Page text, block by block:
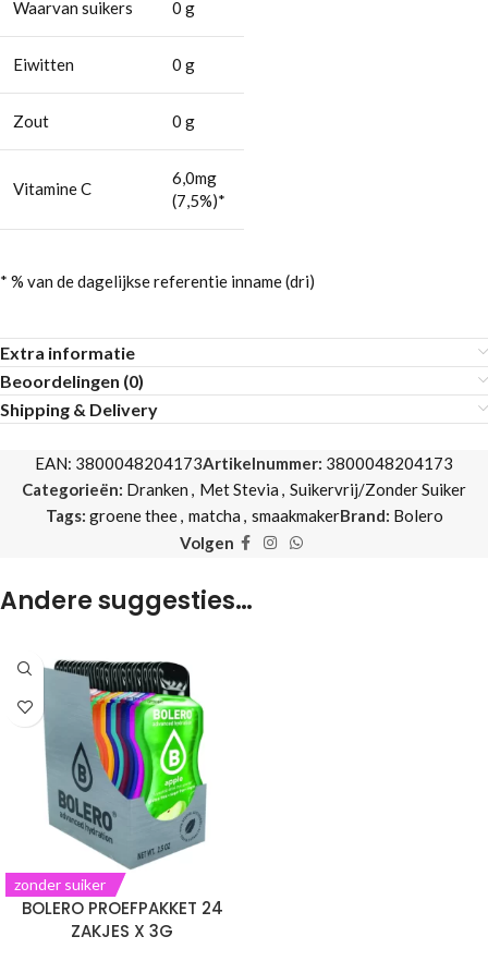
Waarvan suikers 0 g
Eiwitten 0 g
Zout 0 g
Vitamine C
6,0mg
(7,5%)*
* % van de dagelijkse referentie inname (dri)
Extra informatie
Beoordelingen (0)
Shipping & Delivery
EAN: 3800048204173Artikelnummer: 3800048204173
Categorieën: Dranken , Met Stevia , Suikervrij/Zonder Suiker
Tags: groene thee, matcha , smaakmakerBrand: Bolero
Volgen
Andere suggesties…
zonder suiker
BOLERO PROEFPAKKET 24
ZAKJES X 3G